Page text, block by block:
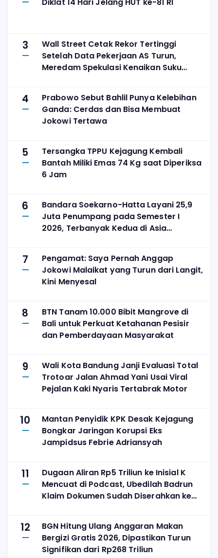
3
Wall Street Cetak Rekor Tertinggi
Setelah Data Pekerjaan AS Turun,
Meredam Spekulasi Kenaikan Suku
4
Prabowo Sebut Bahlil Punya Kelebihan
Ganda: Cerdas dan Bisa Membuat
Jokowi Tertawa
5
Tersangka TPPU Kejagung Kembali
Bantah Miliki Emas 74 Kg saat Diperiksa
6 Jam
6
Bandara Soekarno-Hatta Layani 25,9
Juta Penumpang pada Semester I
2026, Terbanyak Kedua di Asia
7
Pengamat: Saya Pernah Anggap
Jokowi Malaikat yang Turun dari Langit,
Kini Menyesal
8
BTN Tanam 10.000 Bibit Mangrove di
Bali untuk Perkuat Ketahanan Pesisir
dan Pemberdayaan Masyarakat
9
Wali Kota Bandung Janji Evaluasi Total
Trotoar Jalan Ahmad Yani Usai Viral
Pejalan Kaki Nyaris Tertabrak Motor
10
Mantan Penyidik KPK Desak Kejagung
Bongkar Jaringan Korupsi Eks
Jampidsus Febrie Adriansyah
11
Dugaan Aliran Rp5 Triliun ke Inisial K
Mencuat di Podcast, Ubedilah Badrun
Klaim Dokumen Sudah Diserahkan ke
12
BGN Hitung Ulang Anggaran Makan
Bergizi Gratis 2026, Dipastikan Turun
Signifikan dari Rp268 Triliun